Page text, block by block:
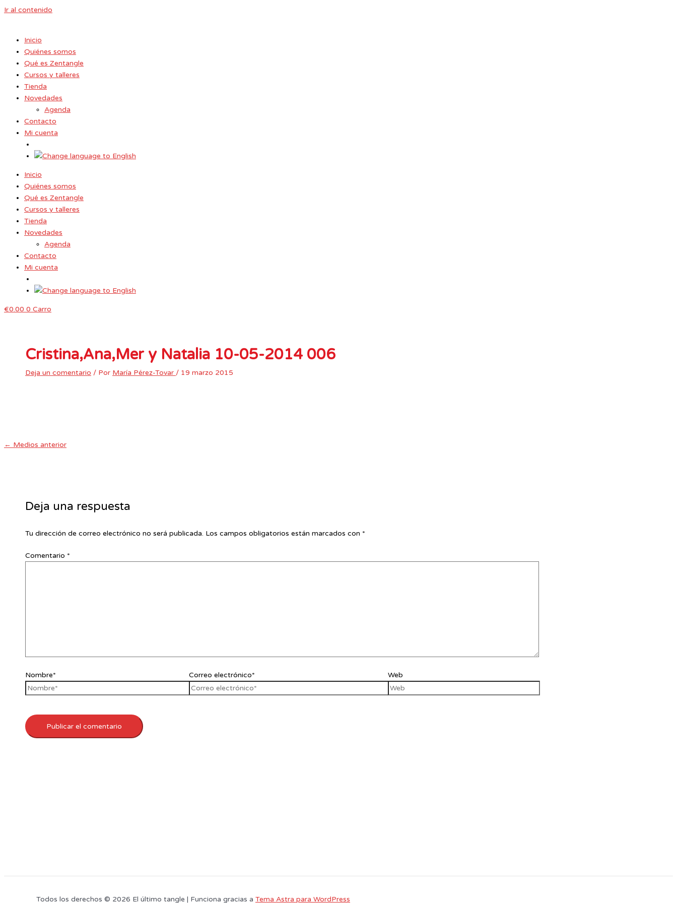
Ir al contenido
Inicio
Quiénes somos
Qué es Zentangle
Cursos y talleres
Tienda
Novedades
Agenda
Contacto
Mi cuenta
Inicio
Quiénes somos
Qué es Zentangle
Cursos y talleres
Tienda
Novedades
Agenda
Contacto
Mi cuenta
€0.00 0 Carro
Cristina,Ana,Mer y Natalia 10-05-2014 006
Deja un comentario / Por María Pérez-Tovar / 19 marzo 2015
← Medios anterior
Deja una respuesta
Tu dirección de correo electrónico no será publicada. Los campos obligatorios están marcados con *
Comentario *
Nombre* Correo electrónico* Web
Todos los derechos © 2026 El último tangle | Funciona gracias a Tema Astra para WordPress